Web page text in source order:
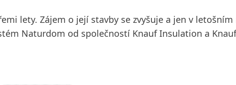
lety. Zájem o její stavby se zvyšuje a jen v
Naturdom od společností Knauf Insulation a